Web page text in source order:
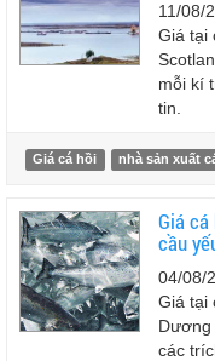
11/08/
Giá tại
mỗi kí
tin.
Giá cá hồi nhà sản xuất
Giá
cầu
04/08/
Giá tại
các